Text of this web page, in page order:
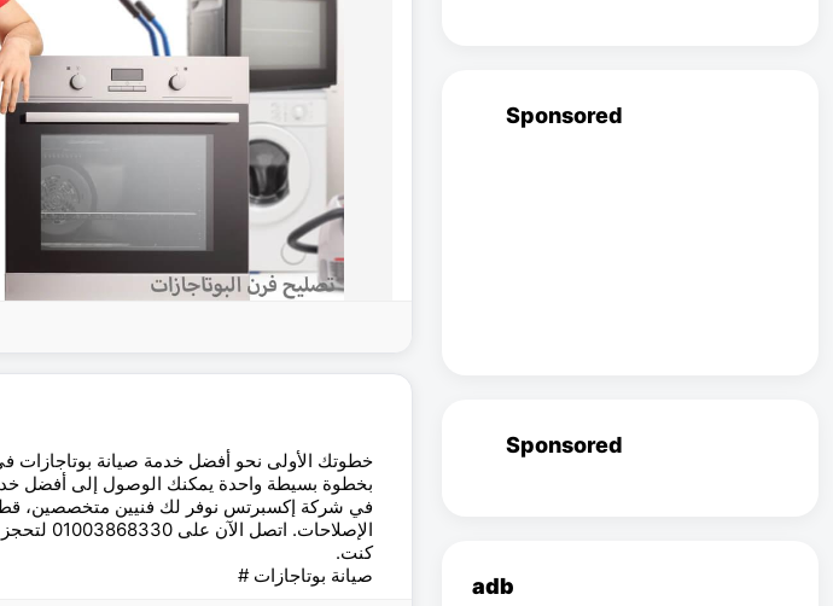
خطوتك الأولى نحو أفضل خدمة صيانة بوتاجازات
بخطوة بسيطة واحدة يمكنك الوصول إلى أفضل
في شركة إكسبرتس نوفر لك فنيين متخصصين،
كنت.
صيانة بوتاجازات #
Sponsored
Sponsored
adb